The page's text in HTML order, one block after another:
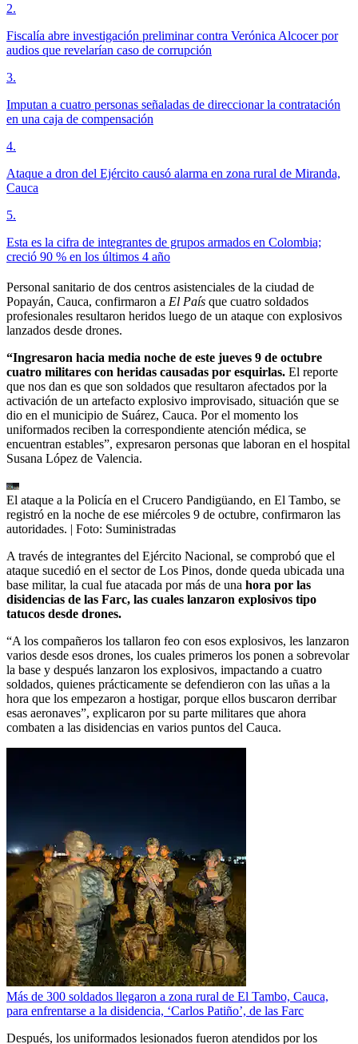
2.
Fiscalía abre investigación preliminar contra Verónica Alcocer por
audios que revelarían caso de corrupción
3.
Imputan a cuatro personas señaladas de direccionar la contratación
en una caja de compensación
4.
Ataque a dron del Ejército causó alarma en zona rural de Miranda,
Cauca
5.
Esta es la cifra de integrantes de grupos armados en Colombia;
creció 90 % en los últimos 4 año
Personal sanitario de dos centros asistenciales de la ciudad de
Popayán, Cauca, confirmaron a El País que cuatro soldados
profesionales resultaron heridos luego de un ataque con explosivos
lanzados desde drones.
“Ingresaron hacia media noche de este jueves 9 de octubre
cuatro militares con heridas causadas por esquirlas. El reporte
que nos dan es que son soldados que resultaron afectados por la
activación de un artefacto explosivo improvisado, situación que se
dio en el municipio de Suárez, Cauca. Por el momento los
uniformados reciben la correspondiente atención médica, se
encuentran estables”, expresaron personas que laboran en el hospital
Susana López de Valencia.
El ataque a la Policía en el Crucero Pandigüando, en El Tambo, se
registró en la noche de ese miércoles 9 de octubre, confirmaron las
autoridades. | Foto: Suministradas
A través de integrantes del Ejército Nacional, se comprobó que el
ataque sucedió en el sector de Los Pinos, donde queda ubicada una
base militar, la cual fue atacada por más de una hora por las
disidencias de las Farc, las cuales lanzaron explosivos tipo
tatucos desde drones.
“A los compañeros los tallaron feo con esos explosivos, les lanzaron
varios desde esos drones, los cuales primeros los ponen a sobrevolar
la base y después lanzaron los explosivos, impactando a cuatro
soldados, quienes prácticamente se defendieron con las uñas a la
hora que los empezaron a hostigar, porque ellos buscaron derribar
esas aeronaves”, explicaron por su parte militares que ahora
combaten a las disidencias en varios puntos del Cauca.
Más de 300 soldados llegaron a zona rural de El Tambo, Cauca,
para enfrentarse a la disidencia, ‘Carlos Patiño’, de las Farc
Después, los uniformados lesionados fueron atendidos por los